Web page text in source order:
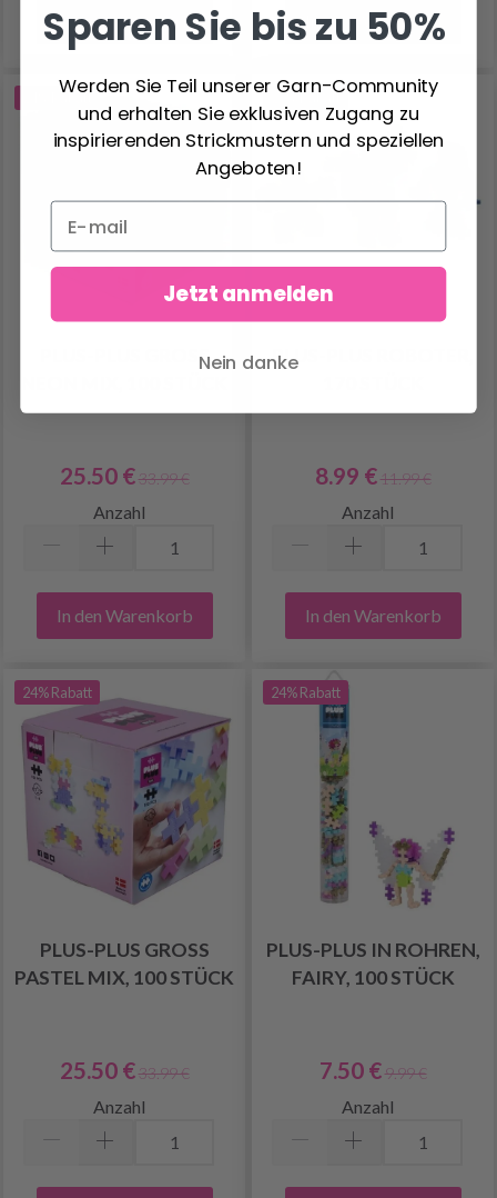
In den Warenkorb In den Warenkorb
24% Rabatt
PLUS-PLUS GROSS
25.50 € 33.99 €
Anzahl
In den Warenkorb
25% Rabatt
PLUS-PLUS ROBOTER,
8.99 € 11.99 €
Anzahl
In den Warenkorb
24% Rabatt
PLUS-PLUS GROSS
PASTEL MIX, 100 STÜCK
25.50 € 33.99 €
Anzahl
24% Rabatt
PLUS-PLUS IN ROHREN,
FAIRY, 100 STÜCK
7.50 € 9.99 €
Anzahl
Sparen Sie bis zu 50%
Werden Sie Teil unserer Garn-Community
und erhalten Sie exklusiven Zugang zu
inspirierenden Strickmustern und speziellen
Angeboten!
Jetzt anmelden
Nein danke